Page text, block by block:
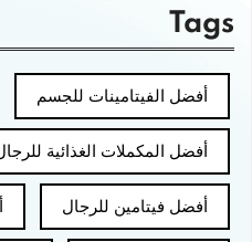
Tags
أفضل الفيتامينات للجسم
أفضل المكملات الغذائية
أفضل فيتامين للرجال